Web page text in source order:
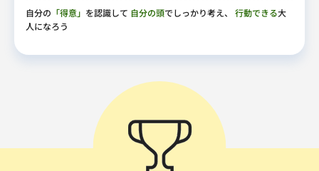
自分の 「得意」 を認識して 自分の頭でしっかり考え、 行動できる大
人になろう